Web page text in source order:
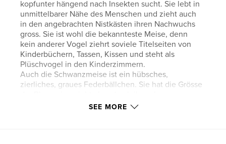
kopfunter hängend nach Insekten sucht. Sie lebt in
unmittelbarer Nähe des Menschen und zieht auch
in den angebrachten Nistkästen ihren Nachwuchs
gross. Sie ist wohl die bekannteste Meise, denn
kein anderer Vogel ziehrt soviele Titelseiten von
Kinderbüchern, Tassen, Kissen und steht als
Plüschvogel in den Kinderzimmern.
Auch die Schwanzmeise ist ein hübsches,
zierliches, graues Federbällchen. Sie hat die Grösse
Schwanz grösser aus.SEE MORE